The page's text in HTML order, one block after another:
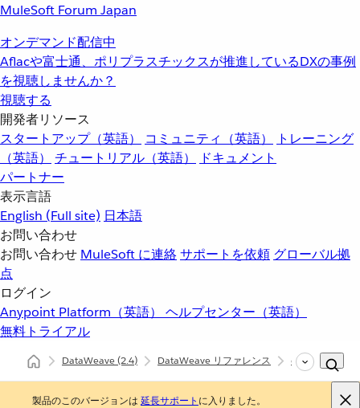
MuleSoft Forum Japan
オンデマンド配信中
Aflacや富士通、ポリプラスチックスが推進しているDXの事例
を視聴しませんか？
視聴する
開発者リソース
スタートアップ（英語）
コミュニティ（英語）
トレーニング
（英語）
チュートリアル（英語）
ドキュメント
パートナー
表示言語
English (Full site) 日本語
お問い合わせ
お問い合わせ MuleSoft に連絡サポートを依頼 グローバル拠
点
ログイン
Anypoint Platform（英語） ヘルプセンター（英語）
無料トライアル
DataWeave(2.4) DataWeave リファレンス
製品のこのバージョンは 延長サポート に入りました。